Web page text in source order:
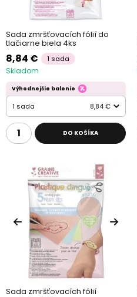
Sada zmršťovacích fólií do
tlačiarne biela 4ks
8,84 € 1 sada
Skladom
Výhodnejšie balenie
1 sada 8,84 €
DO KOŠÍKA
Sada zmršťovacích fólií